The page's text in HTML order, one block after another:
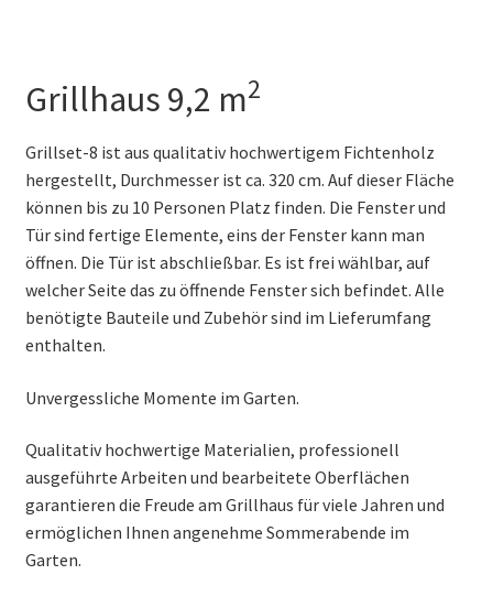
Grillhaus 9,2 m2
Grillset-8 ist aus qualitativ hochwertigem Fichtenholz
hergestellt, Durchmesser ist ca. 320 cm. Auf dieser Fläche
können bis zu 10 Personen Platz finden. Die Fenster und
Tür sind fertige Elemente, eins der Fenster kann man
öffnen. Die Tür ist abschließbar. Es ist frei wählbar, auf
welcher Seite das zu öffnende Fenster sich befindet. Alle
benötigte Bauteile und Zubehör sind im Lieferumfang
enthalten.
Unvergessliche Momente im Garten.
Qualitativ hochwertige Materialien, professionell
ausgeführte Arbeiten und bearbeitete Oberflächen
garantieren die Freude am Grillhaus für viele Jahren und
ermöglichen Ihnen angenehme Sommerabende im
Garten.